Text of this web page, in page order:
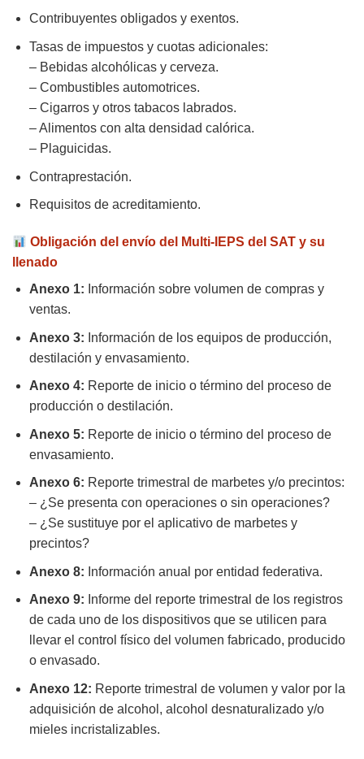
Contribuyentes obligados y exentos.
Tasas de impuestos y cuotas adicionales:
– Bebidas alcohólicas y cerveza.
– Combustibles automotrices.
– Cigarros y otros tabacos labrados.
– Alimentos con alta densidad calórica.
– Plaguicidas.
Contraprestación.
Requisitos de acreditamiento.
Obligación del envío del Multi-IEPS del SAT y su
llenado
Anexo 1: Información sobre volumen de compras y
ventas.
Anexo 3: Información de los equipos de producción,
destilación y envasamiento.
Anexo 4: Reporte de inicio o término del proceso de
producción o destilación.
Anexo 5: Reporte de inicio o término del proceso de
envasamiento.
Anexo 6: Reporte trimestral de marbetes y/o precintos:
– ¿Se presenta con operaciones o sin operaciones?
– ¿Se sustituye por el aplicativo de marbetes y
precintos?
Anexo 8: Información anual por entidad federativa.
Anexo 9: Informe del reporte trimestral de los registros
de cada uno de los dispositivos que se utilicen para
llevar el control físico del volumen fabricado, producido
o envasado.
Anexo 12: Reporte trimestral de volumen y valor por la
adquisición de alcohol, alcohol desnaturalizado y/o
mieles incristalizables.